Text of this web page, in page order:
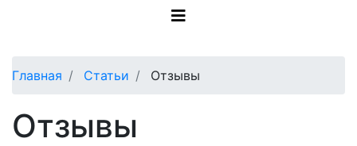
Главная Статьи Отзывы
Отзывы